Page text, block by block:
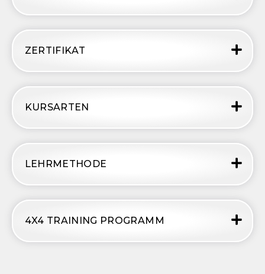
ZERTIFIKAT
KURSARTEN
LEHRMETHODE
4X4 TRAINING PROGRAMM